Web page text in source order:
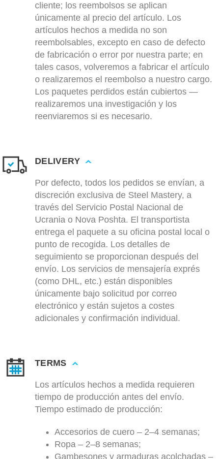
cliente; los reembolsos se aplican
únicamente al precio del artículo. Los
artículos hechos a medida no son
reembolsables, excepto en caso de defecto
de fabricación o error por nuestra parte; en
tales casos, volveremos a fabricar el artículo
o realizaremos el reembolso a nuestro cargo.
Los paquetes perdidos están cubiertos —
realizaremos una investigación y los
reenviaremos si es necesario.
DELIVERY
Por defecto, todos los pedidos se envían, a
discreción exclusiva de Steel Mastery, a
través del Servicio Postal Nacional de
Ucrania o Nova Poshta. El transportista
entrega el paquete a su oficina postal local o
punto de recogida. Los detalles de
seguimiento se proporcionan después del
envío. Los servicios de mensajería exprés
(como DHL, etc.) están disponibles
únicamente bajo solicitud por correo
electrónico y están sujetos a costes
adicionales y confirmación individual.
TERMS
Los artículos hechos a medida requieren
tiempo de producción antes del envío.
Tiempo estimado de producción:
Accesorios de cuero – 2–4 semanas;
Ropa – 2–8 semanas;
Gambesones y armaduras acolchadas –